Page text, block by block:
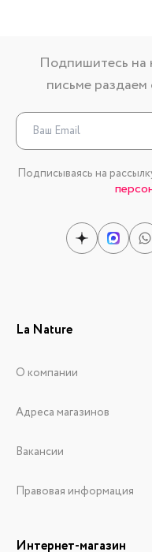
Подпишитесь на
письме
Подписываясь на
La Nature
О компании
Адреса магазинов
Вакансии
Правовая информация
Интернет-магазин